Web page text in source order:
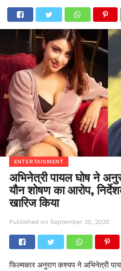
ENTERTAINMENT
अभिनेत्री पायल घोष ने
यौन शोषण का आरोप,
खारिज किया
Published on September 20, 2020
फिल्मकार अनुराग कश्यप ने अभिनेत्री